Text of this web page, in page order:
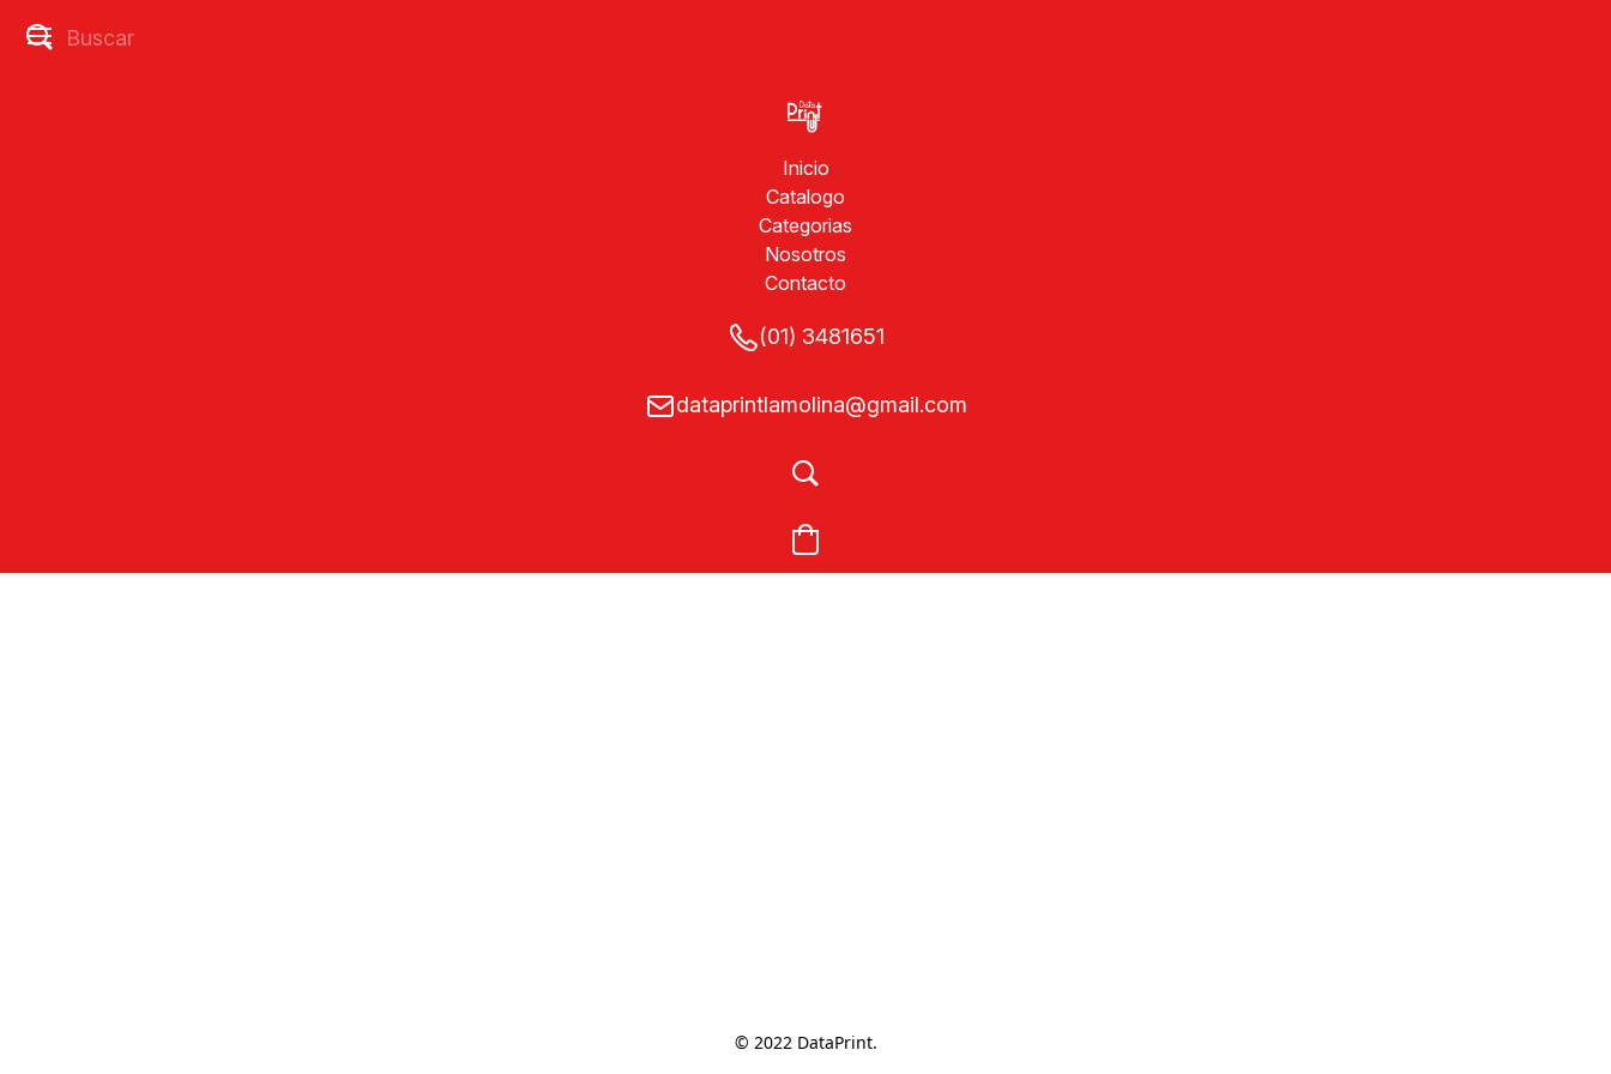
Inicio
Catalogo
Categorias
Nosotros
Contacto
(01) 3481651
dataprintlamolina@gmail.com
© 2022 DataPrint.